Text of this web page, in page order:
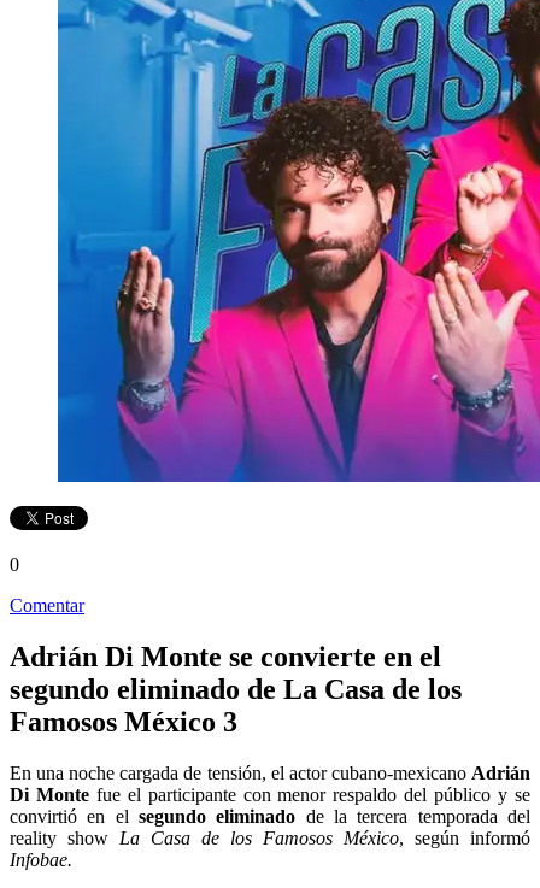
0
Comentar
Adrián Di Monte se convierte en el
segundo eliminado de La Casa de los
Famosos México 3
En una noche cargada de tensión, el actor cubano‑mexicano Adrián
Di Montefue el participante con menor respaldo del público y se
convirtió en el segundo eliminado de la tercera temporada del
reality show La Casa de los Famosos México, según informó
Infobae.